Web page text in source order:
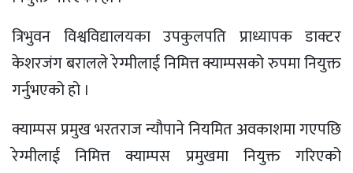
त्रिभुवन विश्वविद्यालयका उपकुलपति प्राध्यापक डाक्टर
केशरजंग बरालले रेग्मीलाई निमित्त क्याम्पसको रुपमा नियुक्त
गर्नुभएको हो ।
क्याम्पस प्रमुख भरतराज न्यौपाने नियमित अवकाशमा गएपछि
रेग्मीलाई निमित्त क्याम्पस प्रमुखमा नियुक्त गरिएको